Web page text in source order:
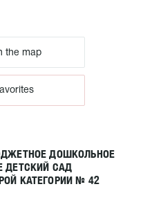
the map
ДОШКОЛЬНОЕ
ДЕТСКИЙ САД
КАТЕГОРИИ № 42